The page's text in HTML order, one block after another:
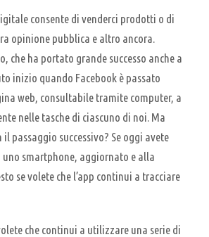
consente di venderci prodotti o di
opinione pubblica e altro ancora.
che ha portato grande successo anche a
inizio quando Facebook è passato
web, consultabile tramite computer, a
nelle tasche di ciascuno di noi. Ma
il passaggio successivo? Se oggi avete
uno smartphone, aggiornato e alla
se volete che l’app continui a tracciare
che continui a utilizzare una serie di